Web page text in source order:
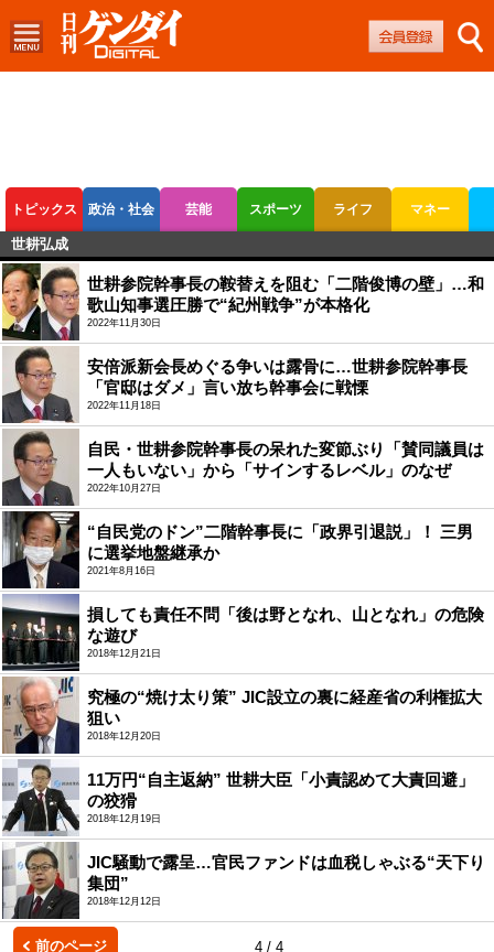
トピックス 政治・社会 芸能 スポーツ ライフ マネー
ボートレース
世耕弘成
世耕参院幹事長の鞍替えを阻む「二階俊博の壁」…和
歌山知事選圧勝で“紀州戦争”が本格化
2022年11月30日
安倍派新会長めぐる争いは露骨に…世耕参院幹事長
「官邸はダメ」言い放ち幹事会に戦慄
2022年11月18日
自民・世耕参院幹事長の呆れた変節ぶり「賛同議員は
一人もいない」から「サインするレベル」のなぜ
2022年10月27日
“自民党のドン”二階幹事長に「政界引退説」！ 三男
に選挙地盤継承か
2021年8月16日
損しても責任不問「後は野となれ、山となれ」の危険
な遊び
2018年12月21日
究極の“焼け太り策” JIC設立の裏に経産省の利権拡大
狙い
2018年12月20日
11万円“自主返納” 世耕大臣「小責認めて大責回避」
の狡猾
2018年12月19日
JIC騒動で露呈…官民ファンドは血税しゃぶる“天下り
集団”
2018年12月12日
前のページ 4 / 4